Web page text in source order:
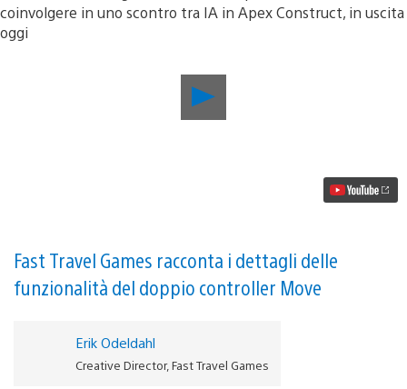
Risolvete
coinvolgere
in
uno
Apex
Fast Travel Games racconta i dettagli delle
funzionalità del doppio controller Move
Erik Odeldahl
Creative Director, Fast Travel Games